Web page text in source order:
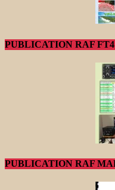
PUBLICATION RAF FT4
PUBLICATION RAF